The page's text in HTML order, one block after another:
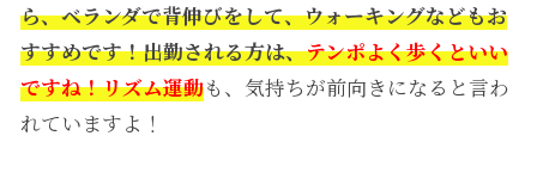
ら、ベランダで背伸びをして、ウォーキングなどもお
すすめです！出勤される方は、テンポよく歩くといい
ですね！リズム運動も、気持ちが前向きになると言わ
れていますよ！